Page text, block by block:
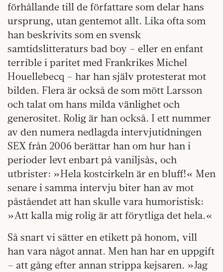
förhållande till de författare som delar hans
ursprung, utan gentemot allt. Lika ofta som
han beskrivits som en svensk
samtidslitteraturs bad boy – eller en enfant
terrible i paritet med Frankrikes Michel
Houellebecq – har han själv protesterat mot
bilden. Flera är också de som mött Larsson
och talat om hans milda vänlighet och
generositet. Rolig är han också. I ett nummer
av den numera nedlagda intervjutidningen
SEX från 2006 berättar han om hur han i
perioder levt enbart på vaniljsås, och
utbrister: »Hela kostcirkeln är en bluff!« Men
senare i samma intervju biter han av mot
påståendet att han skulle vara humoristisk:
»Att kalla mig rolig är att förytliga det hela.«
Så snart vi sätter en etikett på honom, vill
han vara något annat. Men han har en uppgift
– att gång efter annan strippa kejsaren. »Jag